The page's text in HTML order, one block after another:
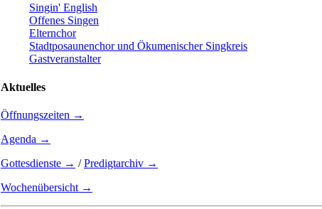
Singin' English
Offenes Singen
Elternchor
Stadtposaunenchor und Ökumenischer Singkreis
Gastveranstalter
Aktuelles
Öffnungszeiten →
Agenda →
Gottesdienste → /Predigtarchiv →
Wochenübersicht →